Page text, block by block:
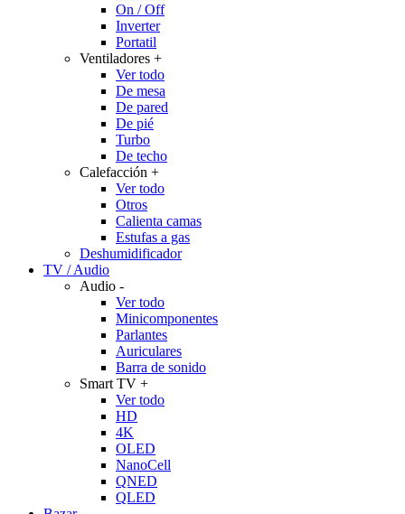
On / Off
Inverter
Portatil
Ventiladores +
Ver todo
De mesa
De pared
De pié
Turbo
De techo
Calefacción +
Ver todo
Otros
Calienta camas
Estufas a gas
Deshumidificador
TV / Audio
Audio -
Ver todo
Minicomponentes
Parlantes
Auriculares
Barra de sonido
Smart TV +
Ver todo
HD
4K
OLED
NanoCell
QNED
QLED